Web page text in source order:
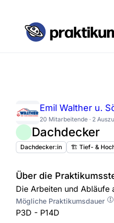
Emil Walther u.
20 Mitarbeitende · 2
Dachdecker
Dachdecker:in 🏗️ Tief- &
Über die
Die Arbeiten und Abläufe
Mögliche Praktikumsdauer
P3D - P14D